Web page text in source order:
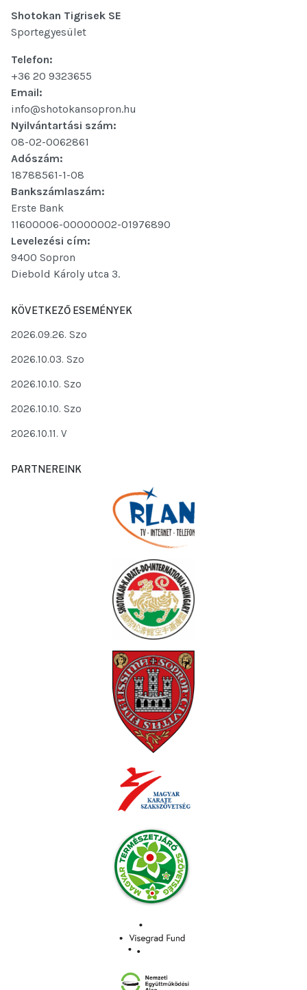
Shotokan Tigrisek SE
Sportegyesület
Telefon:
+36 20 9323655
Email:
info@shotokansopron.hu
Nyilvántartási szám:
08-02-0062861
Adószám:
18788561-1-08
Bankszámlaszám:
Erste Bank
11600006-00000002-01976890
Levelezési cím:
9400 Sopron
Diebold Károly utca 3.
KÖVETKEZŐ ESEMÉNYEK
2026.09.26. Szo
2026.10.03. Szo
2026.10.10. Szo
2026.10.10. Szo
2026.10.11. V
PARTNEREINK